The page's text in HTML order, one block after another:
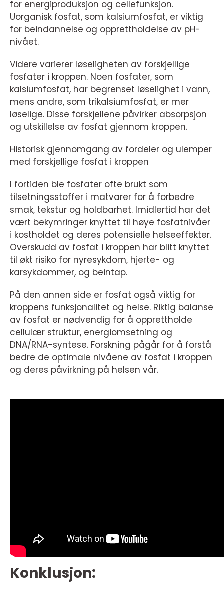
for energiproduksjon og cellefunksjon.
Uorganisk fosfat, som kalsiumfosfat, er viktig
for beindannelse og opprettholdelse av pH-
nivået.
Videre varierer løseligheten av forskjellige
fosfater i kroppen. Noen fosfater, som
kalsiumfosfat, har begrenset løselighet i vann,
mens andre, som trikalsiumfosfat, er mer
løselige. Disse forskjellene påvirker absorpsjon
og utskillelse av fosfat gjennom kroppen.
Historisk gjennomgang av fordeler og ulemper
med forskjellige fosfat i kroppen
I fortiden ble fosfater ofte brukt som
tilsetningsstoffer i matvarer for å forbedre
smak, tekstur og holdbarhet. Imidlertid har det
vært bekymringer knyttet til høye fosfatnivåer
i kostholdet og deres potensielle helseeffekter.
Overskudd av fosfat i kroppen har blitt knyttet
til økt risiko for nyresykdom, hjerte- og
karsykdommer, og beintap.
På den annen side er fosfat også viktig for
kroppens funksjonalitet og helse. Riktig balanse
av fosfat er nødvendig for å opprettholde
cellulær struktur, energiomsetning og
DNA/RNA-syntese. Forskning pågår for å forstå
bedre de optimale nivåene av fosfat i kroppen
og deres påvirkning på helsen vår.
Konklusjon: